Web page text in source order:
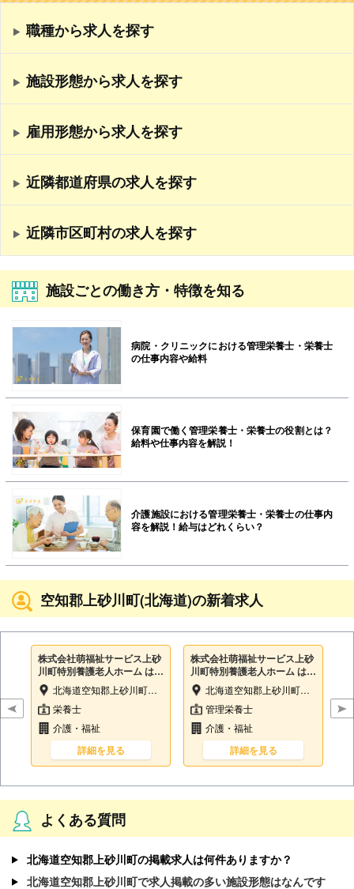
職種から求人を探す
施設形態から求人を探す
雇用形態から求人を探す
近隣都道府県の求人を探す
近隣市区町村の求人を探す
施設ごとの働き方・特徴を知る
病院・クリニックにおける管理栄養士・栄養士
の仕事内容や給料
保育園で働く管理栄養士・栄養士の役割とは？
給料や仕事内容を解説！
介護施設における管理栄養士・栄養士の仕事内
容を解説！給与はどれくらい？
空知郡上砂川町(北海道)の新着求人
株式会社萌福祉サービス上砂
川町特別養護老人ホーム はる
にれ荘
北海道空知郡上砂川町上砂川22-16
栄養士
介護・福祉
詳細を見る
株式会社萌福祉サービス上砂
川町特別養護老人ホーム はる
にれ荘
北海道空知郡上砂川町上砂川22-16
管理栄養士
介護・福祉
詳細を見る
よくある質問
北海道空知郡上砂川町の掲載求人は何件ありますか？
北海道空知郡上砂川町で求人掲載の多い施設形態はなんです